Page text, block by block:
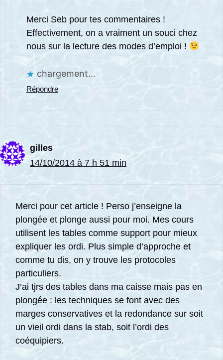
Merci Seb pour tes commentaires !
Effectivement, on a vraiment un souci chez
nous sur la lecture des modes d’emploi !
chargement…
Répondre
gilles
14/10/2014 à 7 h 51 min
Merci pour cet article ! Perso j’enseigne la
plongée et plonge aussi pour moi. Mes cours
utilisent les tables comme support pour mieux
expliquer les ordi. Plus simple d’approche et
comme tu dis, on y trouve les protocoles
particuliers.
J’ai tjrs des tables dans ma caisse mais pas en
plongée : les techniques se font avec des
marges conservatives et la redondance sur soit
un vieil ordi dans la stab, soit l’ordi des
coéquipiers.